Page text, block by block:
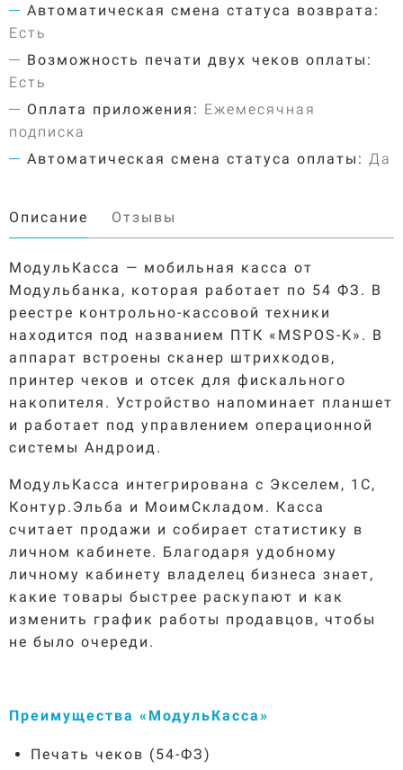
Автоматическая смена статуса возврата:
Есть
Возможность печати двух чеков оплаты:
Есть
Оплата приложения: Ежемесячная
подписка
Автоматическая смена статуса оплаты: Да
Описание Отзывы
МодульКасса — мобильная касса от
Модульбанка, которая работает по 54 ФЗ. В
реестре контрольно-кассовой техники
находится под названием ПТК «MSPOS-K». В
аппарат встроены сканер штрихкодов,
принтер чеков и отсек для фискального
накопителя. Устройство напоминает планшет
и работает под управлением операционной
системы Андроид.
МодульКасса интегрирована с Экселем, 1С,
Контур.Эльба и МоимСкладом. Касса
считает продажи и собирает статистику в
личном кабинете. Благодаря удобному
личному кабинету владелец бизнеса знает,
какие товары быстрее раскупают и как
изменить график работы продавцов, чтобы
не было очереди.
Преимущества «МодульКасса»
Печать чеков (54-ФЗ)